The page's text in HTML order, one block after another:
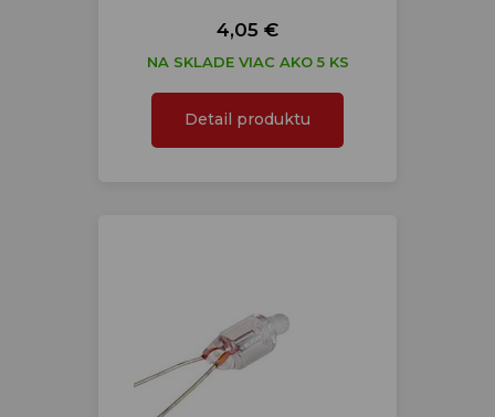
4,05 €
NA SKLADE VIAC AKO 5 KS
Detail produktu